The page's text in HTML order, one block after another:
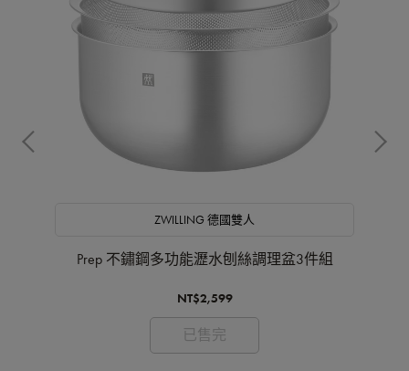
ZWILLING 德國雙人
Prep 不鏽鋼多功能瀝水刨絲調理盆3件組
NT$2,599
已售完